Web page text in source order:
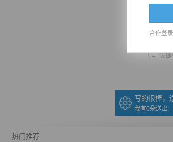
（← 快
写的很棒，
我有0朵送出
热门推荐
合作登录